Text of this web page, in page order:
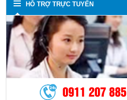
HỖ TRỢ TRỰC TUYẾN
0911 207 885